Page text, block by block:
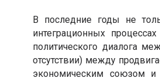
В последние годы не
интеграционных
политического диалога
отсутствии) между
экономическим союзом